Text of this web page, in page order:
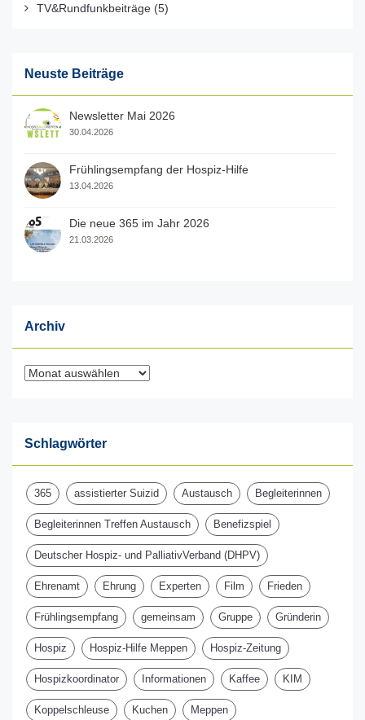
TV&Rundfunkbeiträge (5)
Neuste Beiträge
Newsletter Mai 2026
30.04.2026
Frühlingsempfang der Hospiz-Hilfe
13.04.2026
Die neue 365 im Jahr 2026
21.03.2026
Archiv
Archiv
Schlagwörter
365 assistierter Suizid Austausch Begleiterinnen
Begleiterinnen Treffen Austausch Benefizspiel
Deutscher Hospiz- und PalliativVerband (DHPV)
Ehrenamt Ehrung Experten Film Frieden
Frühlingsempfang gemeinsam Gruppe Gründerin
Hospiz Hospiz-Hilfe Meppen Hospiz-Zeitung
Hospizkoordinator Informationen Kaffee KIM
Koppelschleuse Kuchen Meppen